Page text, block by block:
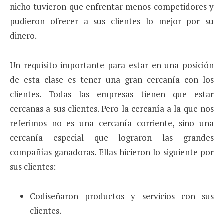
nicho tuvieron que enfrentar menos competidores y
pudieron ofrecer a sus clientes lo mejor por su
dinero.
Un requisito importante para estar en una posición
de esta clase es tener una gran cercanía con los
clientes. Todas las empresas tienen que estar
cercanas a sus clientes. Pero la cercanía a la que nos
referimos no es una cercanía corriente, sino una
cercanía especial que lograron las grandes
compañías ganadoras. Ellas hicieron lo siguiente por
sus clientes:
Codiseñaron productos y servicios con sus
clientes.